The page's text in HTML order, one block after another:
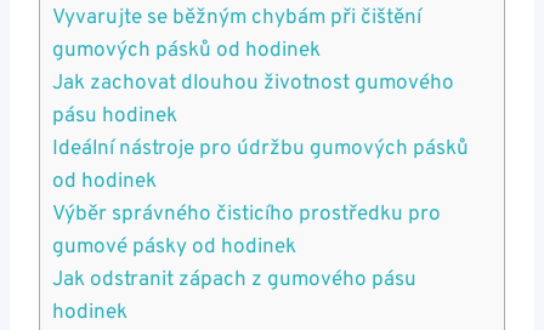
Vyvarujte se běžným chybám při čištění
gumových pásků od hodinek
Jak​ zachovat dlouhou životnost gumového
pásu hodinek
Ideální⁣ nástroje pro údržbu gumových pásků
od hodinek
Výběr správného čisticího‌ prostředku pro
gumové pásky ‌od hodinek
Jak odstranit zápach z gumového pásu
hodinek